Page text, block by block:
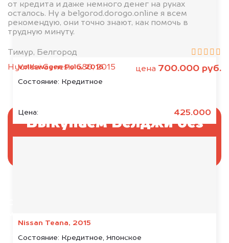
Volkswagen Polo, 2016
Состояние: Кредитное
Цена: 425.000
Nissan Teana, 2015
Состояние: Кредитное, Японское
от кредита и даже немного денег на руках
осталось. Ну а belgorod.dorogo.online я всем
рекомендую, они точно знают, как помочь в
трудную минуту.
Тимур, Белгород
Hyundai Genesis G80, 2015
цена 700.000 руб.
Выкупаем Белджи без
1. Сфотографируйте машину: